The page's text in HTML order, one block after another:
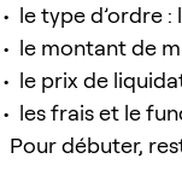
le type d’ordre
le montant de
le prix de
les frais et le
Pour débuter,